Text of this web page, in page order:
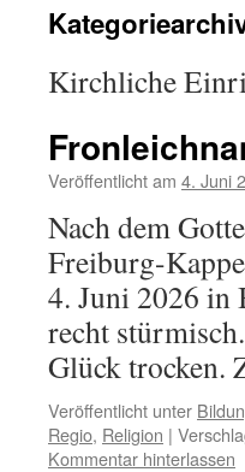
Kirchliche
Veröffentlicht am 4. Juni
Nach dem
Freiburg-
4. Juni 2026 in
recht
Glück trocken.
Veröffentlicht unter
Regio, Religion |
Kommentar hinterlassen